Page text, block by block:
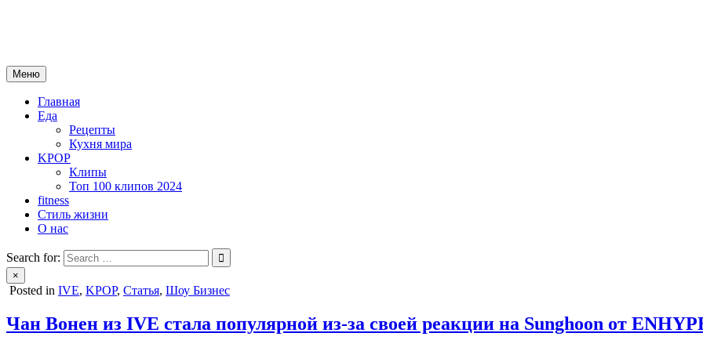
Меню
Главная
Еда
Рецепты
Кухня мира
KPOP
Клипы
Топ 100 клипов 2024
fitness
Стиль жизни
О нас
Search for:
×
Posted in IVE, KPOP, Статья, Шоу Бизнес
Чан Вонен из IVE стала популярной из-за своей реакции на Sunghoon от